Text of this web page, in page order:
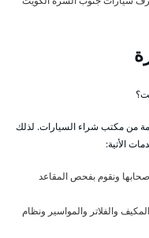
من مكتب شراء السيارات. لذلك
الأتية:
ونقوم بفحص المقاعد
والفلاتر والمواسير ونظام